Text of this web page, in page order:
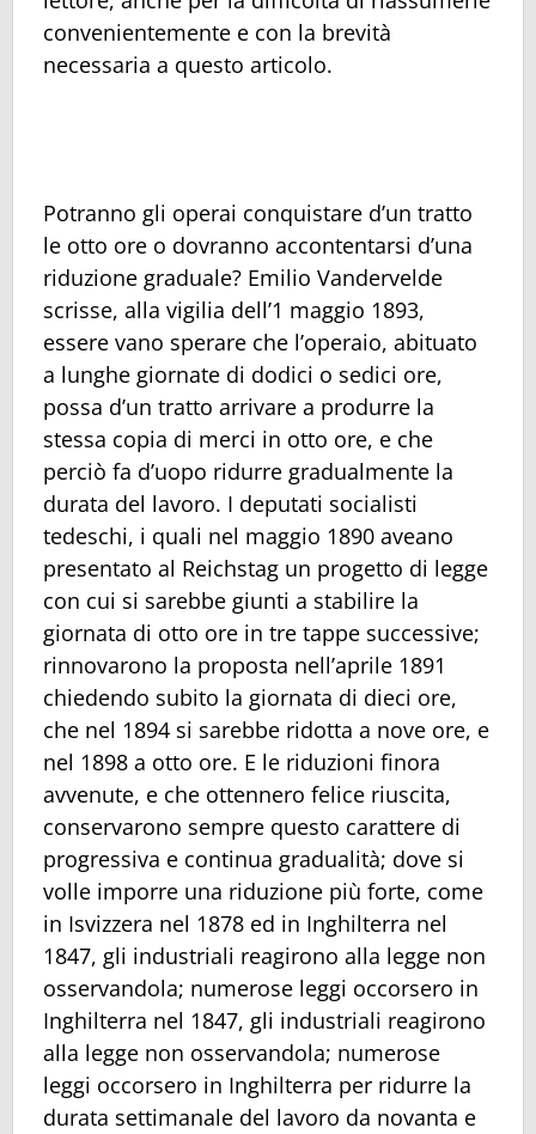
convenientemente e con la brevità
necessaria a questo articolo.
Potranno gli operai conquistare d’un tratto
le otto ore o dovranno accontentarsi d’una
riduzione graduale? Emilio Vandervelde
scrisse, alla vigilia dell’1 maggio 1893,
essere vano sperare che l’operaio, abituato
a lunghe giornate di dodici o sedici ore,
possa d’un tratto arrivare a produrre la
stessa copia di merci in otto ore, e che
perciò fa d’uopo ridurre gradualmente la
durata del lavoro. I deputati socialisti
tedeschi, i quali nel maggio 1890 aveano
presentato al Reichstag un progetto di legge
con cui si sarebbe giunti a stabilire la
giornata di otto ore in tre tappe successive;
rinnovarono la proposta nell’aprile 1891
chiedendo subito la giornata di dieci ore,
che nel 1894 si sarebbe ridotta a nove ore, e
nel 1898 a otto ore. E le riduzioni finora
avvenute, e che ottennero felice riuscita,
conservarono sempre questo carattere di
progressiva e continua gradualità; dove si
volle imporre una riduzione più forte, come
in Isvizzera nel 1878 ed in Inghilterra nel
1847, gli industriali reagirono alla legge non
osservandola; numerose leggi occorsero in
Inghilterra nel 1847, gli industriali reagirono
alla legge non osservandola; numerose
leggi occorsero in Inghilterra per ridurre la
durata settimanale del lavoro da novanta e